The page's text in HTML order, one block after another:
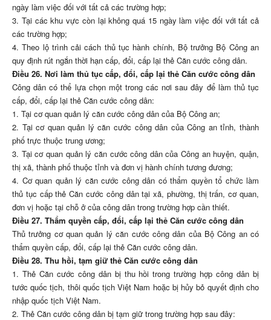
ngày làm việc đối với tất cả các trường hợp;
3. Tại các khu vực còn lại không quá 15 ngày làm việc đối với tất cả
các trường hợp;
4. Theo lộ trình cải cách thủ tục hành chính, Bộ trưởng Bộ Công an
quy định rút ngắn thời hạn cấp, đổi, cấp lại thẻ Căn cước công dân.
Điều 26. Nơi làm thủ tục cấp, đổi, cấp lại thẻ Căn cước công dân
Công dân có thể lựa chọn một trong các nơi sau đây để làm thủ tục
cấp, đổi, cấp lại thẻ Căn cước công dân:
1. Tại cơ quan quản lý căn cước công dân của Bộ Công an;
2. Tại cơ quan quản lý căn cước công dân của Công an tỉnh, thành
phố trực thuộc trung ương;
3. Tại cơ quan quản lý căn cước công dân của Công an huyện, quận,
thị xã, thành phố thuộc tỉnh và đơn vị hành chính tương đương;
4. Cơ quan quản lý căn cước công dân có thẩm quyền tổ chức làm
thủ tục cấp thẻ Căn cước công dân tại xã, phường, thị trấn, cơ quan,
đơn vị hoặc tại chỗ ở của công dân trong trường hợp cần thiết.
Điều 27. Thẩm quyền cấp, đổi, cấp lại thẻ Căn cước công dân
Thủ trưởng cơ quan quản lý căn cước công dân của Bộ Công an có
thẩm quyền cấp, đổi, cấp lại thẻ Căn cước công dân.
Điều 28. Thu hồi, tạm giữ thẻ Căn cước công dân
1. Thẻ Căn cước công dân bị thu hồi trong trường hợp công dân bị
tước quốc tịch, thôi quốc tịch Việt Nam hoặc bị hủy bỏ quyết định cho
nhập quốc tịch Việt Nam.
2. Thẻ Căn cước công dân bị tạm giữ trong trường hợp sau đây: